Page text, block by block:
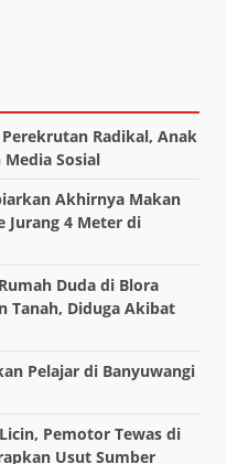
Radikal, Anak
Sosial
Akhirnya Makan
Jurang 4 Meter di
Duda di Blora
Tanah, Diduga Akibat
Pelajar di Banyuwangi
Pemotor Tewas di
Usut Sumber